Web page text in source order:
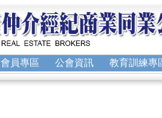
會員專區 公會資訊 教育訓練專